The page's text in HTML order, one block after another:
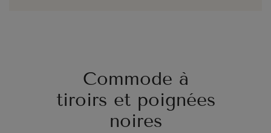
Commode à
tiroirs et poignées
noires